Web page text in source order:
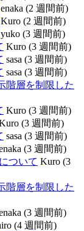
enaka (2 週間前)
Kuro (2 週間前)
yuko (3 週間前)
Kuro (3 週間前)
sasa (3 週間前)
sasa (3 週間前)
階層を制限した
Kuro (3 週間前)
(3 週間前)
sasa (3 週間前)
(3 週間前)
ついて Kuro (3
階層を制限した
(3 週間前)
(4 週間前)